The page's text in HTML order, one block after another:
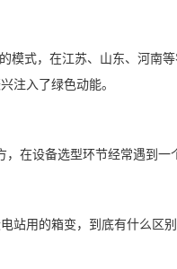
模式，在江苏、山东、河南
注入了绿色动能。
，在设备选型环节经常遇到一
站用的箱变，到底有什么区别